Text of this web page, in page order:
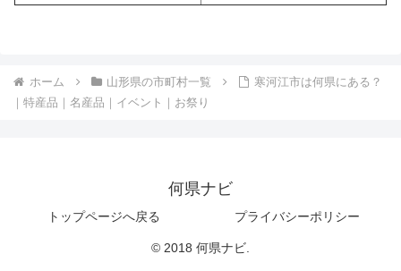
ホーム 山形県の市町村一覧
寒河江市は何県にある？
｜特産品｜名産品｜イベント｜お祭り
何県ナビ
トップページへ戻る プライバシーポリシー
© 2018 何県ナビ.